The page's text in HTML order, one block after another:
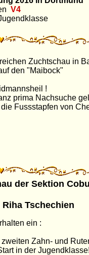
V4
Zuchtschau in
den "Maibock"
!
prima Nachsuche
Fussstapfen von
der Sektion
Tschechien
ein :
Zahn- und
in der